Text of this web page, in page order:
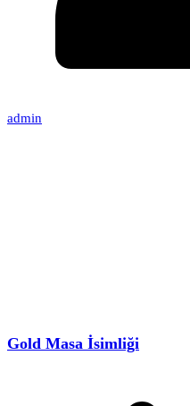
admin
Gold Masa İsimliği